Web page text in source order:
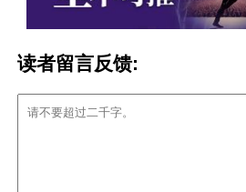
读者留言反馈: